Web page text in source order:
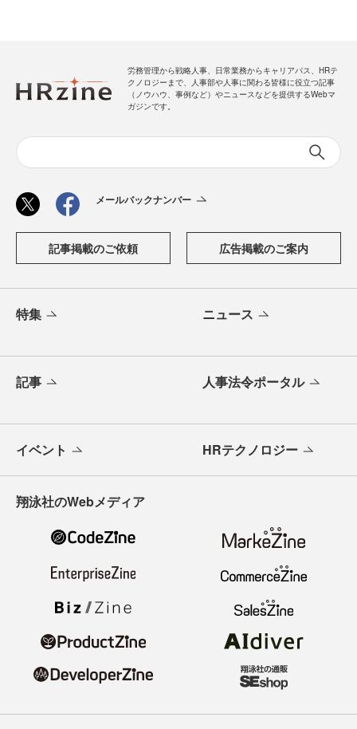
労務管理から戦略人事、日常業務からキャリアパス、HRテ
クノロジーまで、人事部や人事に関わる皆様に役立つ記事
（ノウハウ、事例など）やニュースなどを提供するWebマ
ガジンです。
メールバックナンバー
記事掲載のご依頼 広告掲載のご案内
特集 ニュース
記事 人事法令ポータル
イベント HRテクノロジー
翔泳社のWebメディア